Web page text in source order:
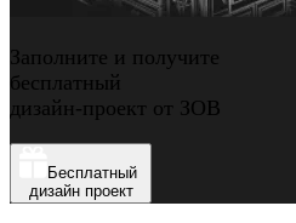
Заполните и получите
бесплатный
дизайн-проект от ЗОВ
Бесплатный
дизайн проект